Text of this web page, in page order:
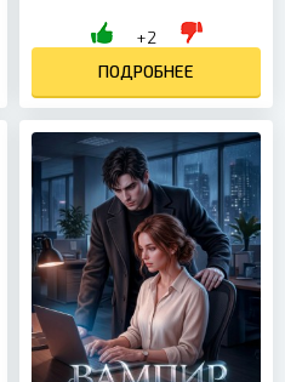
руководителя со стороны,
потому что «нужна твёрдая
мужская рука». Я бы
уволилась сразу, но на носу
корпоративный отпуск на
райских островах, и
турфирма по ошибке
отписала президентский
люкс мне. Босс в ярости, а
мне того и нужно, все равно
сразу...
+2
ПОДРОБНЕЕ